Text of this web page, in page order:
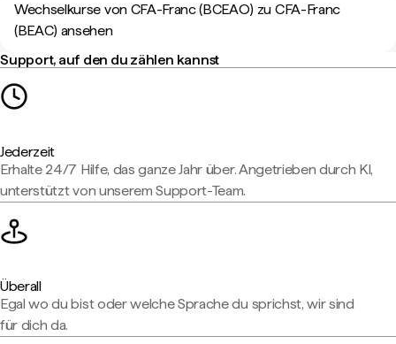
Wechselkurse von CFA-Franc (BCEAO) zu CFA-Franc
(BEAC) ansehen
Support, auf den du zählen kannst
Jederzeit
Erhalte 24/7 Hilfe, das ganze Jahr über. Angetrieben durch KI,
unterstützt von unserem Support-Team.
Überall
Egal wo du bist oder welche Sprache du sprichst, wir sind
für dich da.